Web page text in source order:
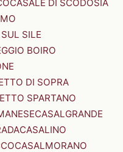
CASALE DI SCODOSIA
SILE
BOIRO
DI SOPRA
SPARTANO
CASALGRANDE
CASALINO
CASALMORANO